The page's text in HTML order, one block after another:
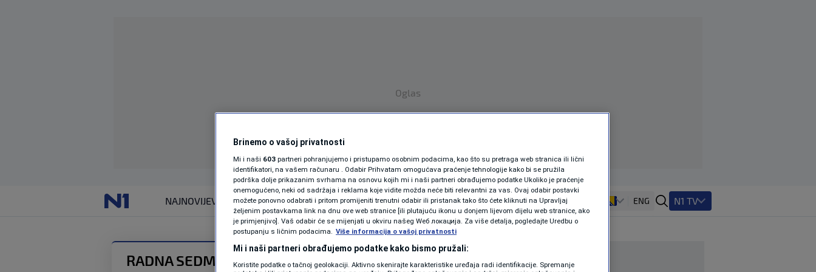
Oglas
NAJNOVIJEVIJESTI SPORTSVIJETMAGAZIN
ZDRAVLJE
SHOWBIZ
ENG N1 TV
RADNA SEDMICA
Brinemo o vašoj privatnosti
Mi i naši 603 partneri pohranjujemo i pristupamo osobnim podacima, kao što su pretraga web stranica ili lični
identifikatori, na vašem računaru . Odabir Prihvatam omogućava praćenje tehnologije kako bi se pružila
podrška dolje prikazanim svrhama na osnovu kojih mi i naši partneri obrađujemo podatke Ukoliko je praćenje
onemogućeno, neki od sadržaja i reklama koje vidite možda neće biti relevantni za vas. Ovaj odabir postavki
možete ponovno odabrati i pritom promijeniti trenutni odabir ili pristanak tako što ćete kliknuti na Upravljaj
željenim postavkama link na dnu ove web stranice [ili plutajuću ikonu u donjem lijevom dijelu web stranice, ako
je primjenjivo]. Vaš odabir će se mijenjati u okviru našeg Wеб локација. Za više detalja, pogledajte Uredbu o
postupanju s ličnim podacima.
Više informacija o vašoj privatnosti
Mi i naši partneri obrađujemo podatke kako bismo pružali:
Koristite podatke o tačnoj geolokaciji. Aktivno skenirajte karakteristike uređaja radi identifikacije. Spremanje